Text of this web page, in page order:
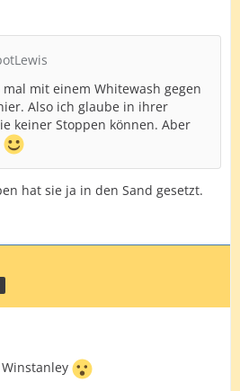
mit einem Whitewash gegen
Also ich glaube in ihrer
keiner Stoppen können. Aber
hat sie ja in den Sand gesetzt.